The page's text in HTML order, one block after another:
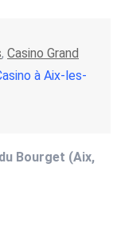
, Casino Grand
à Aix-les-
Bourget (Aix,